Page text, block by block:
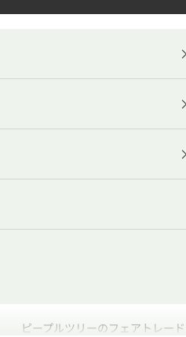
ピープルツリーのフェアトレード